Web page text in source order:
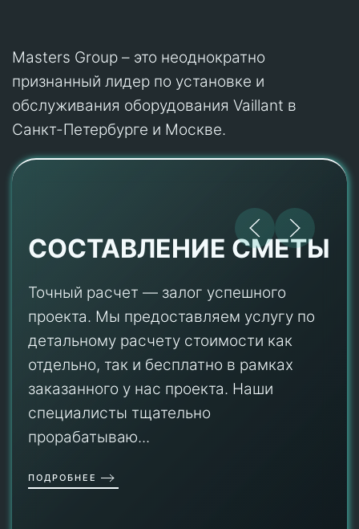
Masters Group – это неоднократно
признанный лидер по установке и
обслуживания оборудования Vaillant в
Санкт-Петербурге и Москве.
СОСТАВЛЕНИЕ СМЕТЫ
Точный расчет — залог успешного
проекта. Мы предоставляем услугу по
детальному расчету стоимости как
отдельно, так и бесплатно в рамках
заказанного у нас проекта. Наши
специалисты тщательно
прорабатываю...
ПОДРОБНЕЕ